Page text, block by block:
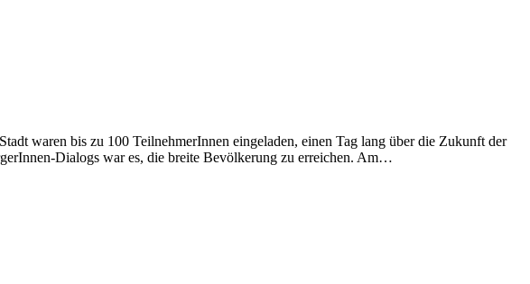
waren bis zu 100 TeilnehmerInnen eingeladen, einen Tag lang über die Zukunft der
Dialogs war es, die breite Bevölkerung zu erreichen. Am…